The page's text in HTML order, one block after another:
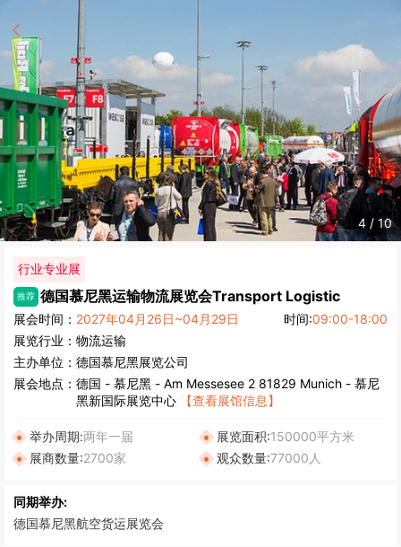
4 / 10
行业专业展
推荐 德国慕尼黑运输物流展览会Transport Logistic
展会时间： 2027年04月26日~04月29日 时间:09:00-18:00
展览行业： 物流运输
主办单位： 德国慕尼黑展览公司
展会地点： 德国 - 慕尼黑 - Am Messesee 2 81829 Munich - 慕尼
黑新国际展览中心
【查看展馆信息】
举办周期:两年一届 展览面积:150000平方米
展商数量:2700家 观众数量:77000人
同期举办:
德国慕尼黑航空货运展览会